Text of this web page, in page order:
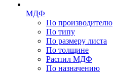
МДФ
По производителю
По типу
По размеру листа
По толщине
Распил МДФ
По назначению